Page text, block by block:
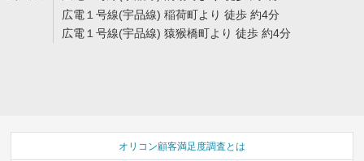
広電１号線(宇品線) 稲荷町より 徒歩 約4分
広電１号線(宇品線) 猿猴橋町より 徒歩 約4分
オリコン顧客満足度調査とは